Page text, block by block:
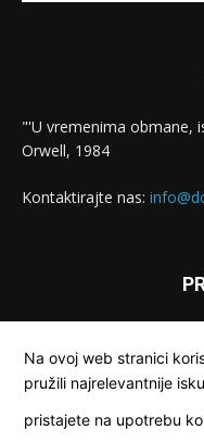
"'U vremenima obmane,
Orwell, 1984
Kontaktirajte nas:
Na ovoj web stranici
pružili najrelevantnije
pristajete na upotrebu